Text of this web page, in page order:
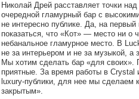
Николай Дрей расставляет точки
очередной гламурный бар с
не интересно публике. Да, на первый
показаться, что «Кот» — место ни
небанальное гламурное место. В
не за интерьером и не за музыкой, а
Мы хотим сделать бар «для своих».
приятные. За время работы в Crystal
luxury-публики, для нее мы сделаем
закрытым».